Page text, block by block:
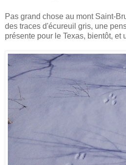
Pas grand chose au mont Saint-
des traces d'écureuil gris, une
présente pour le Texas, bientôt, et